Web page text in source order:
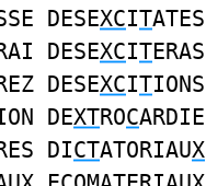
DESEXCITATES
DESEXCITERAS
DESEXCITIONS
DEXTROCARDIE
DICTATORIAUX